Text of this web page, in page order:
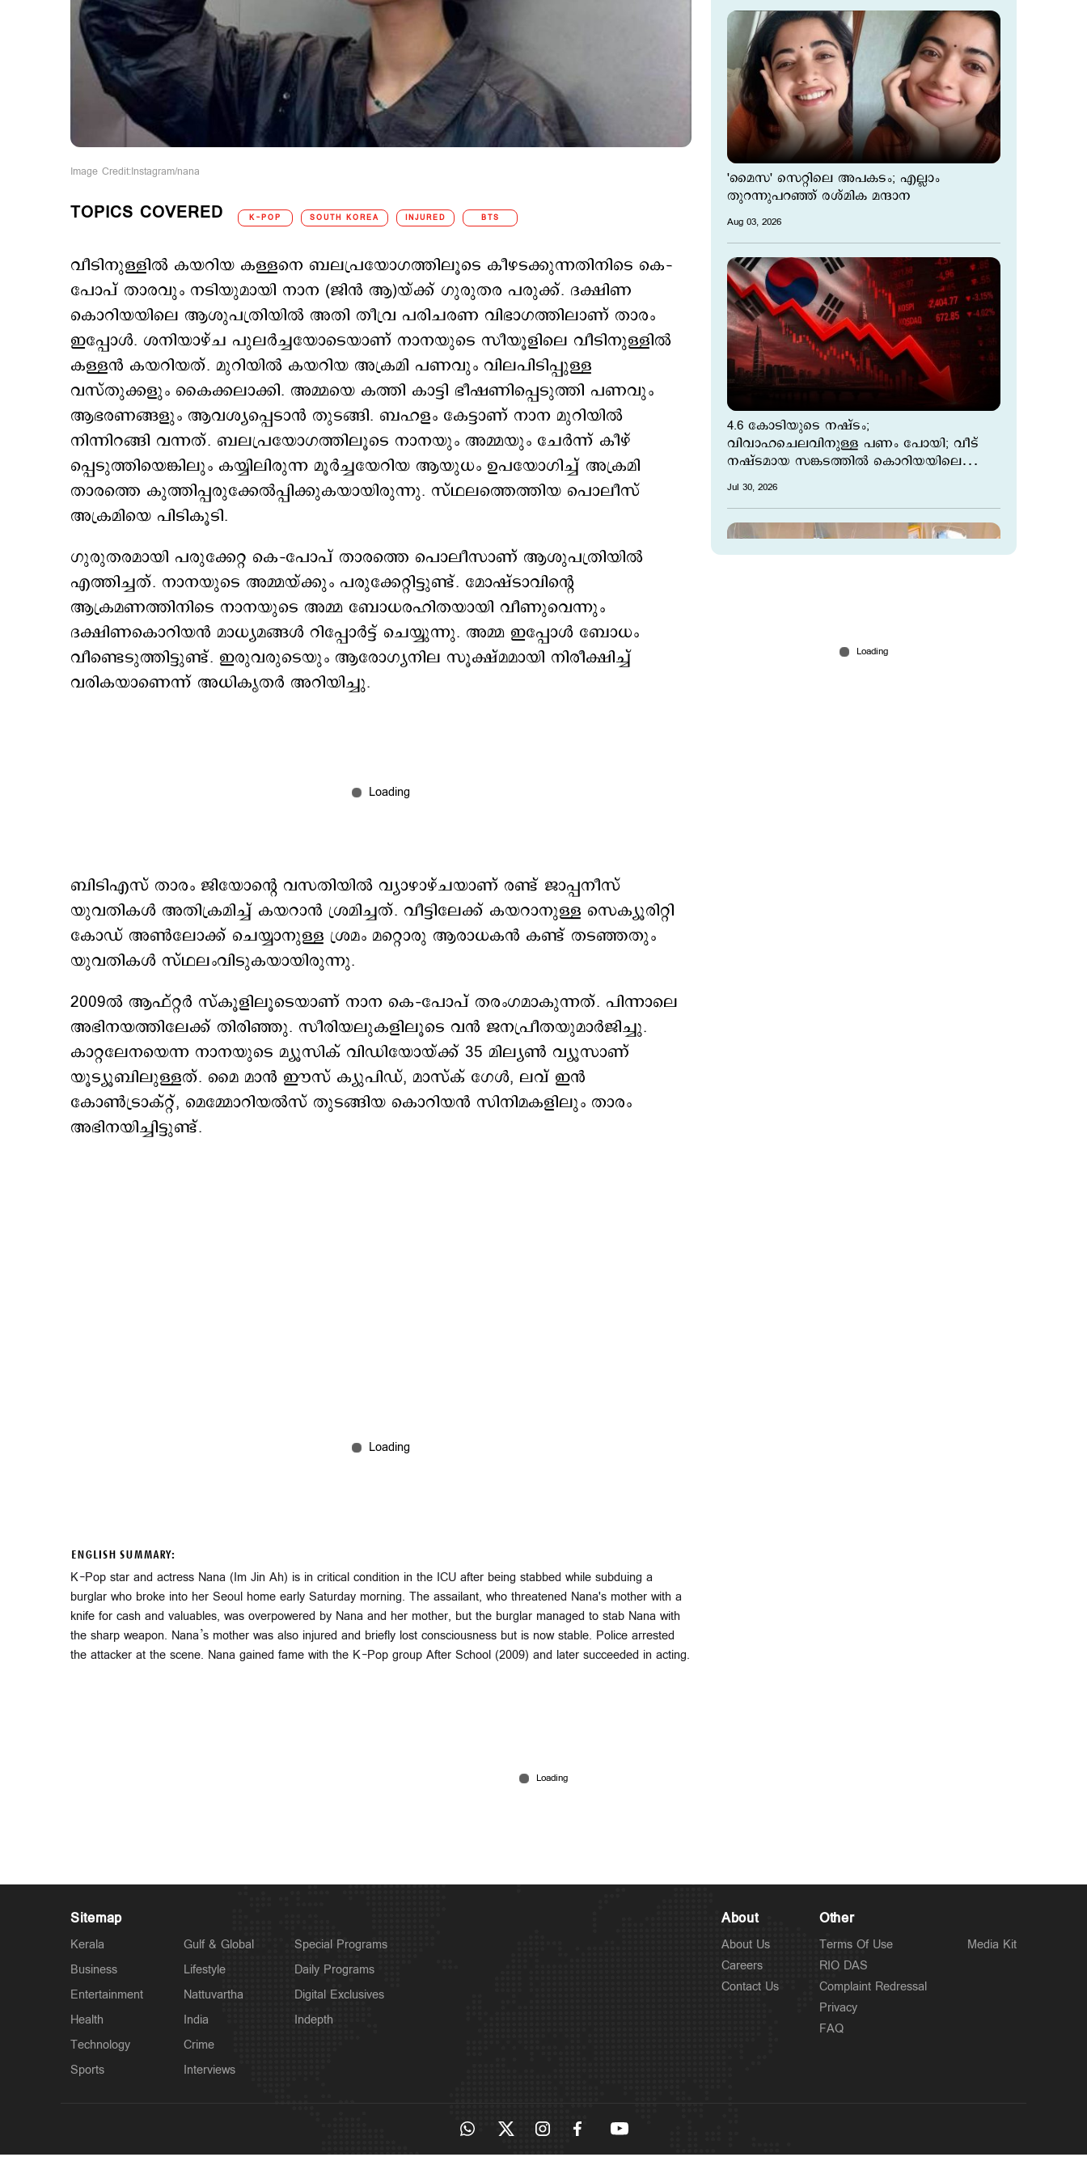
Image Credit:Instagram/nana
TOPICS COVERED K-POP SOUTH KOREA INJURED BTS
വീടിനുള്ളില്‍ കയറിയ കള്ളനെ ബലപ്രയോഗത്തിലൂടെ കീഴടക്കുന്നതിനിടെ കെ–
പോപ് താരവും നടിയുമായി നാന (ജിന്‍ ആ)യ്ക്ക് ഗുരുതര പരുക്ക്. ദക്ഷിണ
കൊറിയയിലെ ആശുപത്രിയില്‍ അതി തീവ്ര പരിചരണ വിഭാഗത്തിലാണ് താരം
ഇപ്പോള്‍. ശനിയാഴ്ച പുലര്‍ച്ചയോടെയാണ് നാനയുടെ സീയൂളിലെ വീടിനുള്ളില്‍
കള്ളന്‍ കയറിയത്. മുറിയില്‍ കയറിയ അക്രമി പണവും വിലപിടിപ്പുള്ള
വസ്തുക്കളും കൈക്കലാക്കി. അമ്മയെ കത്തി കാട്ടി ഭീഷണിപ്പെടുത്തി പണവും
ആഭരണങ്ങളും ആവശ്യപ്പെടാന്‍ തുടങ്ങി. ബഹളം കേട്ടാണ് നാന മുറിയില്‍
നിന്നിറങ്ങി വന്നത്. ബലപ്രയോഗത്തിലൂടെ നാനയും അമ്മയും ചേര്‍ന്ന് കീഴ്​
പ്പെടുത്തിയെങ്കിലും കയ്യിലിരുന്ന മൂര്‍ച്ചയേറിയ ആയുധം ഉപയോഗിച്ച് അക്രമി
താരത്തെ കുത്തിപ്പരുക്കേല്‍പ്പിക്കുകയായിരുന്നു. സ്ഥലത്തെത്തിയ പൊലീസ്
അക്രമിയെ പിടികൂടി.
ഗുരുതരമായി പരുക്കേറ്റ കെ–പോപ് താരത്തെ പൊലീസാണ് ആശുപത്രിയില്‍
എത്തിച്ചത്. നാനയുടെ അമ്മയ്ക്കും പരുക്കേറ്റിട്ടുണ്ട്. മോഷ്ടാവിന്‍റെ
ആക്രമണത്തിനിടെ നാനയുടെ അമ്മ ബോധരഹിതയായി വീണുവെന്നും
ദക്ഷിണകൊറിയന്‍ മാധ്യമങ്ങള്‍ റിപ്പോര്‍ട്ട് ചെയ്യുന്നു. അമ്മ ഇപ്പോള്‍ ബോധം
വീണ്ടെടുത്തിട്ടുണ്ട്. ഇരുവരുടെയും ആരോഗ്യനില സൂക്ഷ്മമായി നിരീക്ഷിച്ച്
വരികയാണെന്ന് അധികൃതര്‍ അറിയിച്ചു.
ബിടിഎസ് താരം ജിയോന്‍റെ വസതിയില്‍ വ്യാഴാഴ്ചയാണ് രണ്ട് ജാപ്പനീസ്
യുവതികള്‍ അതിക്രമിച്ച് കയറാന്‍ ശ്രമിച്ചത്. വീട്ടിലേക്ക് കയറാനുള്ള സെക്യൂരിറ്റി
കോഡ് അണ്‍​ലോക്ക് ചെയ്യാനുള്ള ശ്രമം മറ്റൊരു ആരാധകന്‍ കണ്ട് തടഞ്ഞതും
യുവതികള്‍ സ്ഥലംവിടുകയായിരുന്നു.
2009ല്‍ ആഫ്റ്റര്‍ സ്കൂളിലൂടെയാണ് നാന കെ–പോപ് തരംഗമാകുന്നത്. പിന്നാലെ
അഭിനയത്തിലേക്ക് തിരിഞ്ഞു. സീരിയലുകളിലൂടെ വന്‍ ജനപ്രീതയുമാര്‍ജിച്ചു.
കാറ്റലേനയെന്ന നാനയുടെ മ്യൂസിക് വിഡിയോയ്ക്ക് 35 മില്യണ്‍ വ്യൂസാണ്
യൂട്യൂബിലുള്ളത്. മൈ മാന്‍ ഈസ് ക്യുപിഡ്, മാസ്ക് ഗേള്‍, ലവ് ഇന്‍
കോണ്‍ട്രാക്റ്റ്, മെമ്മോറിയല്‍സ് തുടങ്ങിയ കൊറിയന്‍ സിനിമകളിലും താരം
അഭിനയിച്ചിട്ടുണ്ട്.
ENGLISH SUMMARY:
K-Pop star and actress Nana (Im Jin Ah) is in critical condition in the ICU after being stabbed while subduing a
burglar who broke into her Seoul home early Saturday morning. The assailant, who threatened Nana's mother with a
knife for cash and valuables, was overpowered by Nana and her mother, but the burglar managed to stab Nana with
the sharp weapon. Nana’s mother was also injured and briefly lost consciousness but is now stable. Police arrested
the attacker at the scene. Nana gained fame with the K-Pop group After School (2009) and later succeeded in acting.
'മൈസ' സെറ്റിലെ അപകടം; എല്ലാം
തുറന്നുപറഞ്ഞ് രശ്മിക മന്ദാന
Aug 03, 2026
4.6 കോടിയുടെ നഷ്ടം;
വിവാഹചെലവിനുള്ള പണം പോയി; വീട്
നഷ്ടമായ സങ്കടത്തില്‍ കൊറിയയിലെ
Jul 30, 2026
Sitemap
Kerala
Business
Entertainment
Health
Technology
Sports
Gulf & Global
Lifestyle
Nattuvartha
India
Crime
Interviews
Special Programs
Daily Programs
Digital Exclusives
Indepth
About
About Us
Careers
Contact Us
Other
Terms Of Use
RIO DAS
Complaint Redressal
Privacy
FAQ
Media Kit